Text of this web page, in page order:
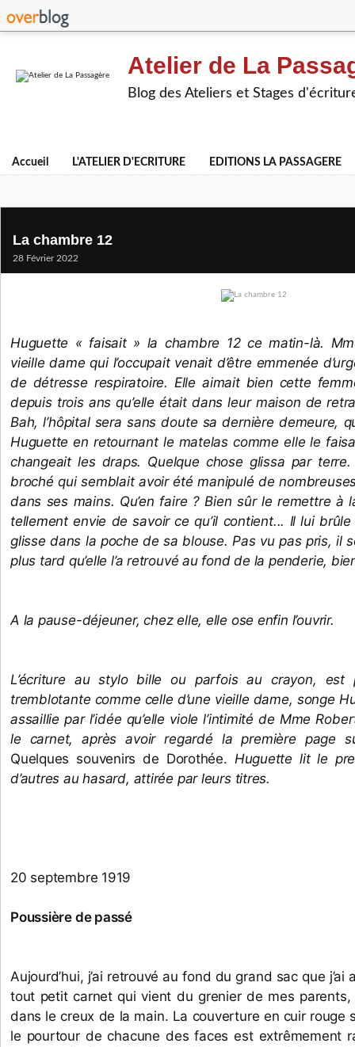
Atelier de La
Blog des Ateliers et Stages
Accueil L'ATELIER D'ECRITURE EDITIONS LA PASSAGERE
La chambre 12
28 Février 2022
Huguette « faisait » la chambre 12 ce matin-là.
vieille dame qui l’occupait venait d’être emmenée
de détresse respiratoire. Elle aimait bien cette
depuis trois ans qu’elle était dans leur maison de
Bah, l’hôpital sera sans doute sa dernière demeure,
Huguette en retournant le matelas comme elle le
changeait les draps. Quelque chose glissa par terre.
broché qui semblait avoir été manipulé de
dans ses mains. Qu’en faire ? Bien sûr le remettre à
tellement envie de savoir ce qu’il contient... Il lui
glisse dans la poche de sa blouse. Pas vu pas pris, il
plus tard qu’elle l’a retrouvé au fond de la penderie,
A la pause-déjeuner, chez elle, elle ose enfin l’ouvrir.
L’écriture au stylo bille ou parfois au crayon, est
tremblotante comme celle d’une vieille dame, songe
assaillie par l’idée qu’elle viole l’intimité de Mme
Quelques souvenirs de Dorothée. Huguette lit le
d’autres au hasard, attirée par leurs titres.
20 septembre 1919
Poussière de passé
Aujourd’hui, j’ai retrouvé au fond du grand sac que
tout petit carnet qui vient du grenier de mes
dans le creux de la main. La couverture en cuir rouge
le pourtour de chacune des faces est extrêmement